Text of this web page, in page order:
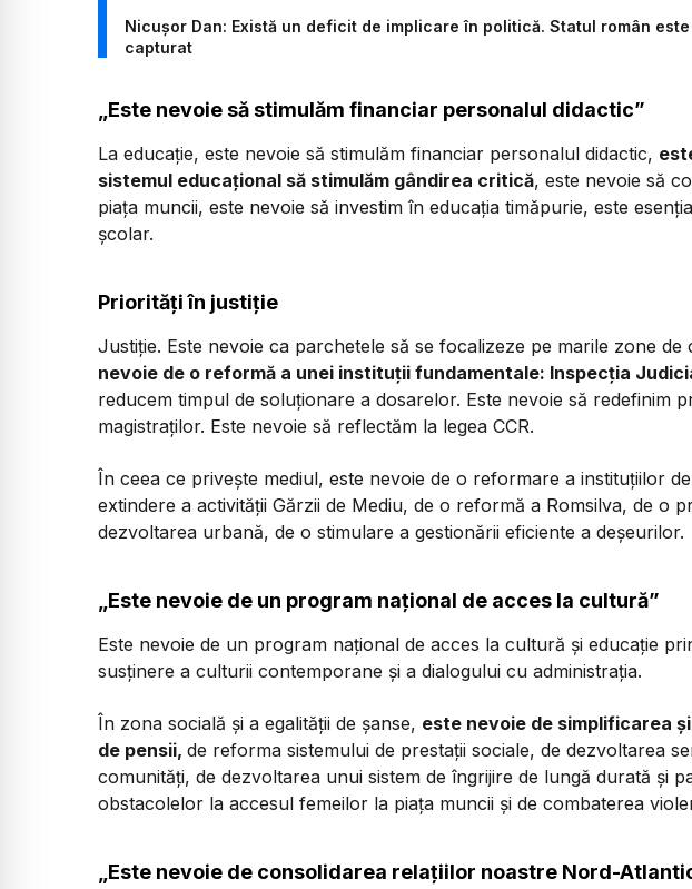
Nicușor Dan: Există un deficit de implicare în politică. Statul român
capturat
„Este nevoie să stimulăm financiar personalul didactic”
La educație, este nevoie să stimulăm financiar personalul didactic,
sistemul educațional să stimulăm gândirea critică, este nevoie să
piața muncii, este nevoie să investim în educația timăpurie, este
școlar.
Priorități în justiție
Justiție. Este nevoie ca parchetele să se focalizeze pe marile zone de
nevoie de o reformă a unei instituții fundamentale: Inspecția
reducem timpul de soluționare a dosarelor. Este nevoie să redefinim
magistraților. Este nevoie să reflectăm la legea CCR.
În ceea ce privește mediul, este nevoie de o reformare a instituțiilor
extindere a activității Gărzii de Mediu, de o reformă a Romsilva, de o
dezvoltarea urbană, de o stimulare a gestionării eficiente a deșeurilor.
„Este nevoie de un program național de acces la cultură”
Este nevoie de un program național de acces la cultură și educație
susținere a culturii contemporane și a dialogului cu administrația.
În zona socială și a egalității de șanse, este nevoie de simplificarea
de pensii, de reforma sistemului de prestații sociale, de dezvoltarea
comunități, de dezvoltarea unui sistem de îngrijire de lungă durată și
obstacolelor la accesul femeilor la piața muncii și de combaterea
„Este nevoie de consolidarea relațiilor noastre Nord-